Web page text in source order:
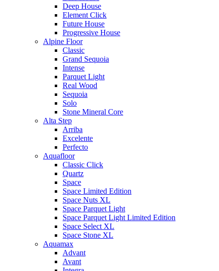
Deep House
Element Click
Future House
Progressive House
Alpine Floor
Classic
Grand Sequoia
Intense
Parquet Light
Real Wood
Sequoia
Solo
Stone Mineral Core
Alta Step
Arriba
Excelente
Perfecto
Aquafloor
Classic Click
Quartz
Space
Space Limited Edition
Space Nuts XL
Space Parquet Light
Space Parquet Light Limited Edition
Space Select XL
Space Stone XL
Aquamax
Advant
Avant